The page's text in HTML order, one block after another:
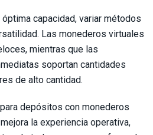
capacidad, variar métodos
Las monederos virtuales
mientras que las
soportan cantidades
de alto cantidad.
depósitos con monederos
la experiencia operativa,